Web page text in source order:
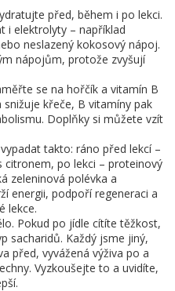
před, během i po lekci.
i elektrolyty – například
neslazený kokosový nápoj.
nápojům, protože zvyšují
se na hořčík a vitamín B
křeče, B vitamíny pak
Doplňky si můžete vzít
takto: ráno před lekcí –
citronem, po lekci – proteinový
zeleninová polévka a
energii, podpoří regeneraci a
lekce.
Pokud po jídle cítíte těžkost,
sacharidů. Každý jsme jiný,
před, vyvážená výživa po a
Vyzkoušejte to a uvidíte,